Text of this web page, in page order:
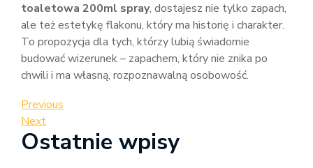
toaletowa 200ml spray, dostajesz nie tylko zapach,
ale też estetykę flakonu, który ma historię i charakter.
To propozycja dla tych, którzy lubią świadomie
budować wizerunek – zapachem, który nie znika po
chwili i ma własną, rozpoznawalną osobowość.
Nawigacja
wpisu
Previous
Post
Previous
Next
Post
Next
Ostatnie wpisy